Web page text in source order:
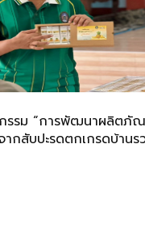
รรม “การพัฒนาผลิตภัณ
ากสับปะรดตกเกรดบ้านร